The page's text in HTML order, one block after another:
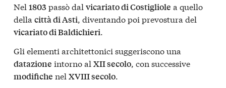
Nel 1803 passò dal vicariato di Costigliole a quello
della città di Asti, diventando poi prevostura del
vicariato di Baldichieri.
Gli elementi architettonici suggeriscono una
datazione intorno al XII secolo, con successive
modifiche nel XVIII secolo.